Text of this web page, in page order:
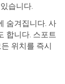
습니다.
숨겨집니다. 사
합니다. 스포트
위치를 즉시